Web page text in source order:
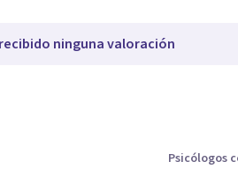
ninguna valoración
Psicólogos